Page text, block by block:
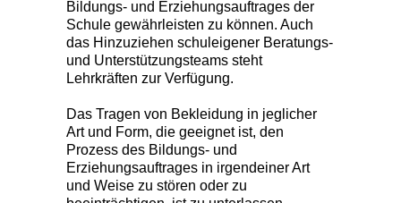
Bildungs- und Erziehungsauftrages der
Schule gewährleisten zu können. Auch
das Hinzuziehen schuleigener Beratungs-
und Unterstützungsteams steht
Lehrkräften zur Verfügung.
Das Tragen von Bekleidung in jeglicher
Art und Form, die geeignet ist, den
Prozess des Bildungs- und
Erziehungsauftrages in irgendeiner Art
und Weise zu stören oder zu